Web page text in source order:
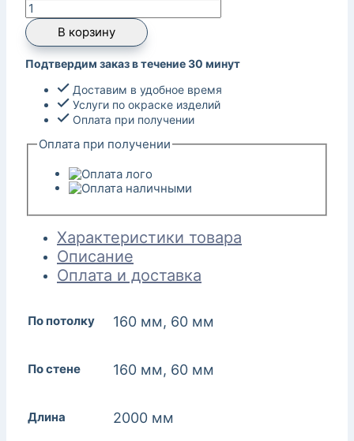
В корзину
Подтвердим заказ в течение 30 минут
Доставим в удобное время
Услуги по окраске изделий
Оплата при получении
Оплата при получении
Характеристики товара
Описание
Оплата и доставка
По потолку 160 мм, 60 мм
По стене 160 мм, 60 мм
Длина 2000 мм